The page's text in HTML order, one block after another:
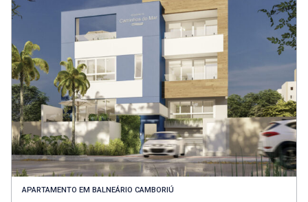
APARTAMENTO EM BALNEÁRIO CAMBORIÚ